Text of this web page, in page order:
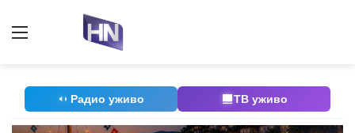
Радио уживо ТВ уживо